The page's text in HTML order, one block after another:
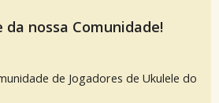
nossa Comunidade!
de Jogadores de Ukulele do